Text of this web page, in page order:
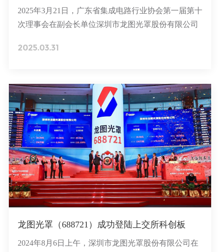
十次理事会顺利在我司召开
2025年3月21日，广东省集成电路行业协会第一届第十
次理事会在副会长单位深圳市龙图光罩股份有限公司
2025年1-3月工作报告、2024年度财务报告、关于增补
流。
2025.03.31
龙图光罩（688721）成功登陆上交所科创板
2024年8月6日上午，深圳市龙图光罩股份有限公司在